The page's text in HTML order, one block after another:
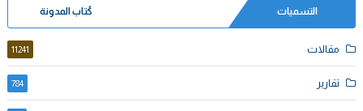
التسميات كُتاب المدونة
مقالات 11241
تقارير 784